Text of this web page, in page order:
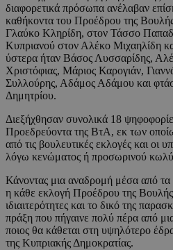
διαφορετικά πρόσωπα ανέλαβαν
καθήκοντα του Προέδρου της
Γλαύκο Κληρίδη, στον Τάσσο
Κυπριανού στον Αλέκο Μιχαηλίδη
ύστερα ήταν Βάσος Λυσσαρίδης,
Χριστόφιας, Μάριος Καρογιάν,
Συλλούρης, Αδάμος Αδάμου και
Δημητρίου.
Διεξήχθησαν συνολικά 18
Προεδρεύοντα της ΒτΑ, εκ των
από τις βουλευτικές εκλογές και οι
λόγω κενώματος ή προσωρινού
Κάνοντας μια αναδρομή μέσα από
η κάθε εκλογή Προέδρου της Βουλής
ιδιαιτερότητες και το δικό της
πράξη που πήγαινε πολύ πέρα από
ποιος θα κάθεται στη υψηλότερο
της Κυπριακής Δημοκρατίας.